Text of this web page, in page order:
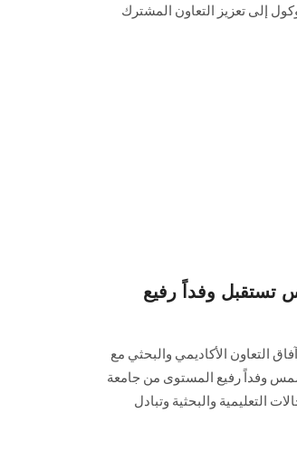
إلى تعزيز التعاون المشترك
تستقبل وفداً رفيع
التعاون الأكاديمي والبحثي مع
وفداً رفيع المستوى من جامعة
التعليمية والبحثية وتبادل